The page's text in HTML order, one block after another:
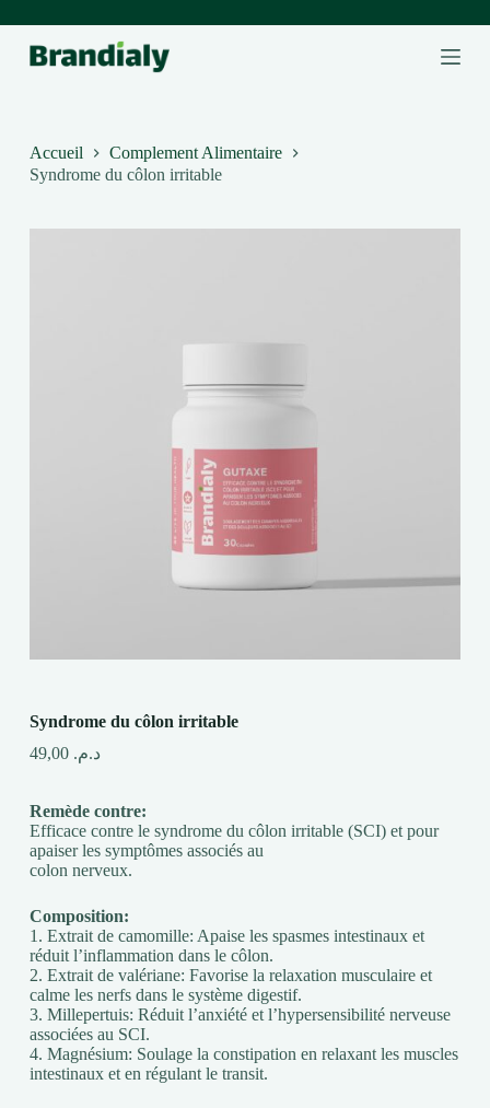
uAccueil
Complement Alimentaire
Syndrome du côlon irritable
Syndrome du côlon irritable
د.م. 49,00
Remède contre:
Efficace contre le syndrome du côlon irritable (SCI) et pour
apaiser les symptômes associés au
colon nerveux.
Composition:
1. Extrait de camomille: Apaise les spasmes intestinaux et
réduit l’inflammation dans le côlon.
2. Extrait de valériane: Favorise la relaxation musculaire et
calme les nerfs dans le système digestif.
3. Millepertuis: Réduit l’anxiété et l’hypersensibilité nerveuse
associées au SCI.
4. Magnésium: Soulage la constipation en relaxant les muscles
intestinaux et en régulant le transit.